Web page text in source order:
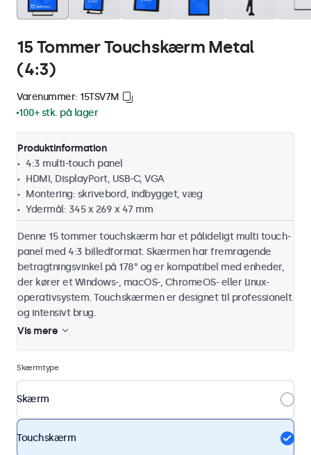
15 Tommer Touchskærm Metal
(4:3)
Varenummer: 15TSV7M
100+ stk. på lager
Produktinformation
4:3 multi-touch panel
HDMI, DisplayPort, USB-C, VGA
Montering: skrivebord, indbygget, væg
Ydermål: 345 x 269 x 47 mm
Denne 15 tommer touchskærm har et pålideligt multi touch-
panel med 4:3 billedformat. Skærmen har fremragende
betragtningsvinkel på 178° og er kompatibel med enheder,
der kører et Windows-, macOS-, ChromeOS- eller Linux-
operativsystem. Touchskærmen er designet til professionelt
og intensivt brug.
Vis mere
Skærmtype
Skærm
Touchskærm